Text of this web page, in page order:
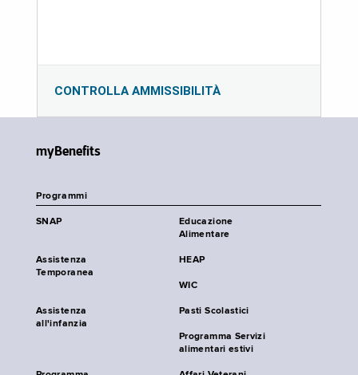
CONTROLLA AMMISSIBILITÀ
myBenefits
Programmi
SNAP
Educazione
Alimentare
Assistenza
Temporanea
HEAP
WIC
Assistenza
all'infanzia
Pasti Scolastici
Programma Servizi
alimentari estivi